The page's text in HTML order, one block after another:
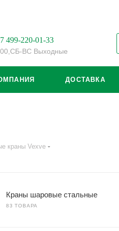
499-220-01-33
СБ-ВС Выходные
ДОСТАВКА
краны Vexve
Краны шаровые стальные
83 ТОВАРА